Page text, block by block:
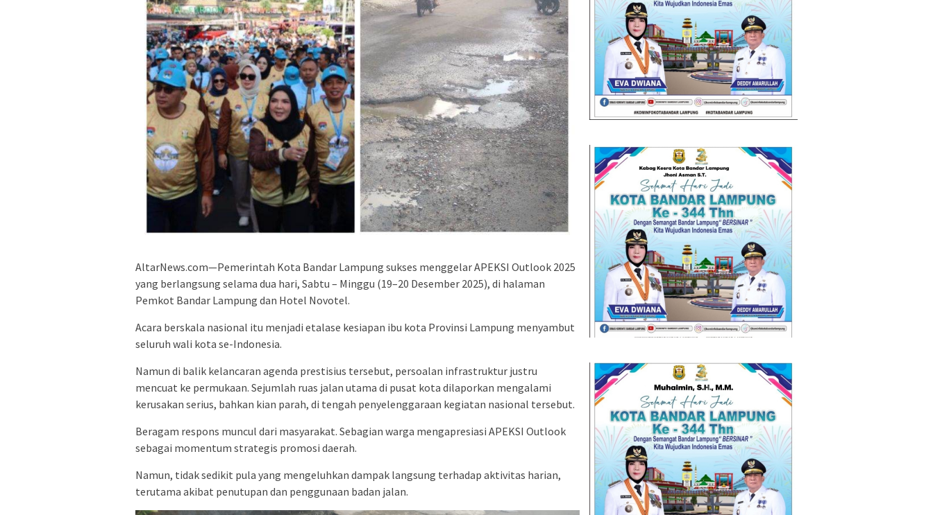
AltarNews.com—Pemerintah Kota Bandar Lampung sukses menggelar APEKSI Outlook 2025
yang berlangsung selama dua hari, Sabtu – Minggu (19–20 Desember 2025), di halaman
Pemkot Bandar Lampung dan Hotel Novotel.
Acara berskala nasional itu menjadi etalase kesiapan ibu kota Provinsi Lampung menyambut
seluruh wali kota se-Indonesia.
Namun di balik kelancaran agenda prestisius tersebut, persoalan infrastruktur justru
mencuat ke permukaan. Sejumlah ruas jalan utama di pusat kota dilaporkan mengalami
kerusakan serius, bahkan kian parah, di tengah penyelenggaraan kegiatan nasional tersebut.
Beragam respons muncul dari masyarakat. Sebagian warga mengapresiasi APEKSI Outlook
sebagai momentum strategis promosi daerah.
Namun, tidak sedikit pula yang mengeluhkan dampak langsung terhadap aktivitas harian,
terutama akibat penutupan dan penggunaan badan jalan.